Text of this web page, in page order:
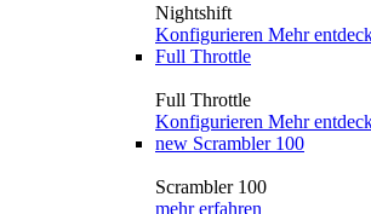
Nightshift
Konfigurieren Mehr
Full Throttle
Full Throttle
Konfigurieren Mehr
new Scrambler 100
Scrambler 100
mehr erfahren